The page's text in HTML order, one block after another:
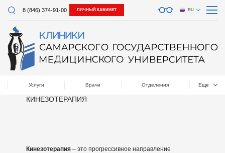
8 (846) 374-91-00 ЛИЧНЫЙ КАБИНЕТ RU
Услуги Врачи Отделения Еще
КИНЕЗОТЕРАПИЯ
Кинезотерапия– это прогрессивное направление